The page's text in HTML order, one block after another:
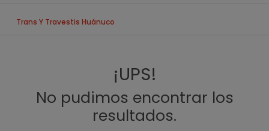
Trans Y Travestis Huánuco
¡UPS!
No pudimos encontrar los
resultados.